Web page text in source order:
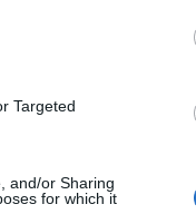
Targeted
and/or Sharing
for which it
erők
a pálya
négy lövést
e le lövést.
puskát és
ám amikor